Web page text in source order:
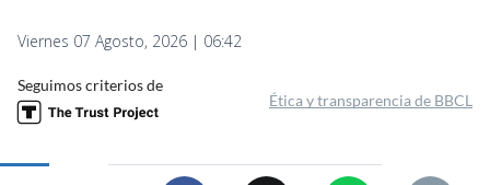
Viernes 07 Agosto, 2026 | 06:42
Seguimos criterios de
Ética y transparencia de BBCL